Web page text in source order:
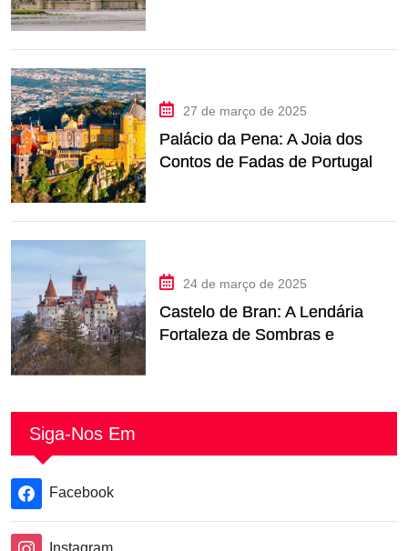
27 de março de 2025
Palácio da Pena: A Joia dos
Contos de Fadas de Portugal
24 de março de 2025
Castelo de Bran: A Lendária
Fortaleza de Sombras e
Siga-Nos Em
Facebook
Instagram